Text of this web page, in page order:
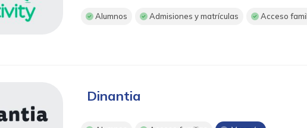
Alumnos Admisiones y matrículas Acceso
Dinantia